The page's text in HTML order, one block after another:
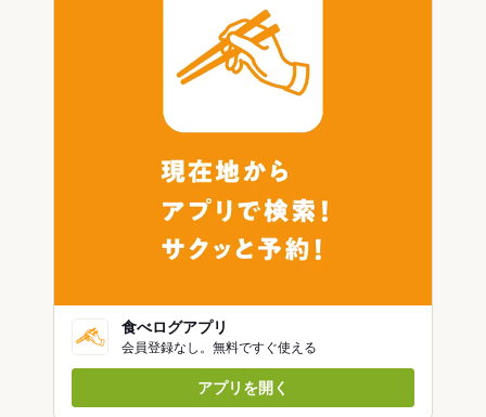
食べログアプリ
会員登録なし。無料ですぐ使える
アプリを開く